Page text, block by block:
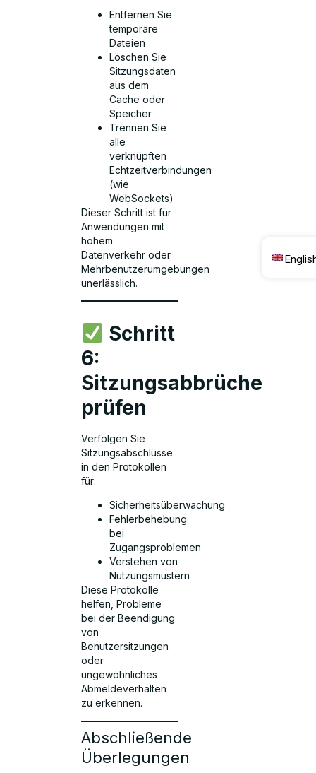
Entfernen Sie
temporäre
Dateien
Löschen Sie
Sitzungsdaten
aus dem
Cache oder
Speicher
Trennen Sie
alle
verknüpften
Echtzeitverbindungen
(wie
WebSockets)
Dieser Schritt ist für
Anwendungen mit
hohem
Datenverkehr oder
Mehrbenutzerumgebungen
unerlässlich.
Schritt
6:
Sitzungsabbrüche
prüfen
Verfolgen Sie
Sitzungsabschlüsse
in den Protokollen
für:
Sicherheitsüberwachung
Fehlerbehebung
bei
Zugangsproblemen
Verstehen von
Nutzungsmustern
Diese Protokolle
helfen, Probleme
bei der Beendigung
von
Benutzersitzungen
oder
ungewöhnliches
Abmeldeverhalten
zu erkennen.
Abschließende
Überlegungen